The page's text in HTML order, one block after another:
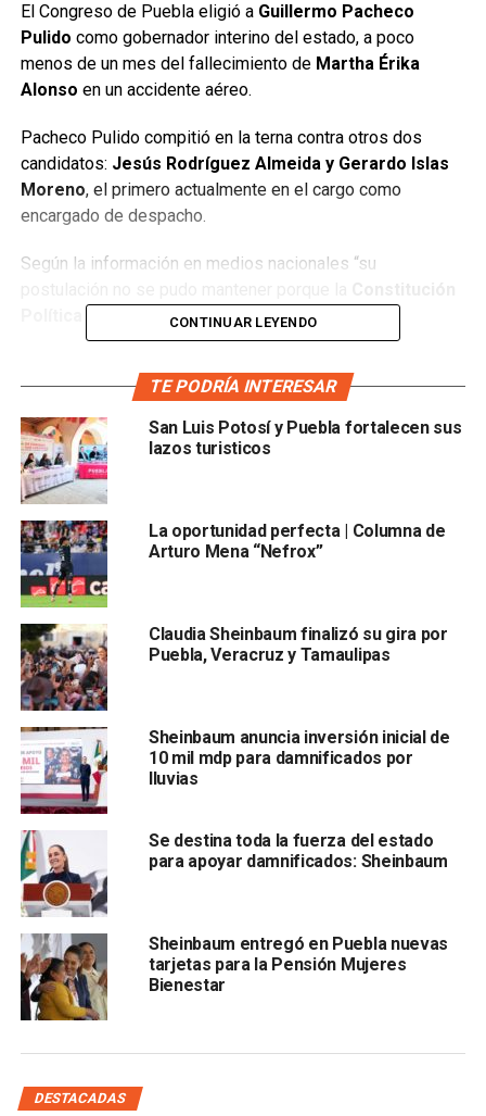
El Congreso de Puebla eligió a Guillermo Pacheco
Pulido como gobernador interino del estado, a poco
menos de un mes del fallecimiento de Martha Érika
Alonso en un accidente aéreo.
Pacheco Pulido compitió en la terna contra otros dos
candidatos: Jesús Rodríguez Almeida y Gerardo Islas
Moreno, el primero actualmente en el cargo como
encargado de despacho.
Según la información en medios nacionales “su
Política del Estado de Puebla
establece que para ocupar la primera magistratura es
necesario tener la ciudadanía poblana y el funcionario
nació en la Ciudad de México”.
Gerardo Islas Maldonado,por su parte, no logró
ascender al cargo “debido a que no dejó su curul de
diputado local 90 días antes de la fecha final para realizar
este proceso de gubernatura interna”.
Guillermo Pacheco Pulido, quien ha sido presidente
municipal de Puebla, también ha ostentado, en dos
ocasiones, el cargo de diputado federal y en una ocasión
el de presidente delTribunal Superior de Justicia.
El congreso poblano convocó a sesión para tomar
de los 41 votos del Pleno.
Con información deExcélsior
CONTINUAR LEYENDO
TE PODRÍA INTERESAR
San Luis Potosí y Puebla fortalecen sus
lazos turisticos
La oportunidad perfecta | Columna de
Arturo Mena “Nefrox”
Claudia Sheinbaum finalizó su gira por
Puebla, Veracruz y Tamaulipas
Sheinbaum anuncia inversión inicial de
10 mil mdp para damnificados por
lluvias
Se destina toda la fuerza del estado
para apoyar damnificados: Sheinbaum
Sheinbaum entregó en Puebla nuevas
tarjetas para la Pensión Mujeres
Bienestar
DESTACADAS